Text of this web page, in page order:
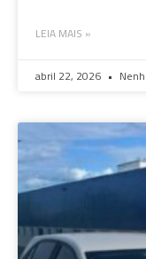
LEIA MAIS »
abril 22, 2026